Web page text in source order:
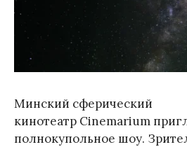
Минский сферический
кинотеатр Cinemarium
полнокупольное шоу.